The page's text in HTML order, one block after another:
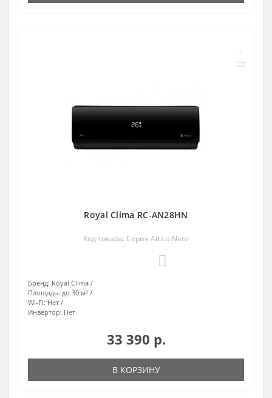
Royal Clima RC-AN28HN
Код товара: Серия Attica Nero
Бренд: Royal Clima
Площадь: до 30 м²
Wi-Fi: Нет
Инвертор: Нет
33 390 р.
В КОРЗИНУ